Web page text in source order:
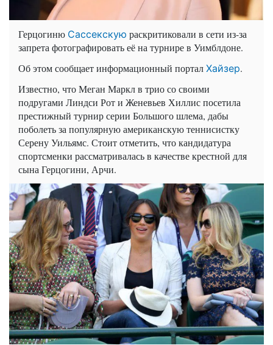
Герцогиню Сассекскую раскритиковали в сети из-за
запрета фотографировать её на турнире в Уимблдоне.
Об этом сообщает информационный портал Хайзер.
Известно, что Меган Маркл в трио со своими
подругами Линдси Рот и Женевьев Хиллис посетила
престижный турнир серии Большого шлема, дабы
поболеть за популярную американскую теннисистку
Серену Уильямс. Стоит отметить, что кандидатура
спортсменки рассматривалась в качестве крестной для
сына Герцогини, Арчи.